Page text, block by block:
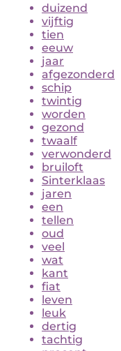
duizend
vijftig
tien
eeuw
jaar
afgezonderd
schip
twintig
worden
gezond
twaalf
verwonderd
bruiloft
Sinterklaas
jaren
een
tellen
oud
veel
wat
kant
fiat
leven
leuk
dertig
tachtig